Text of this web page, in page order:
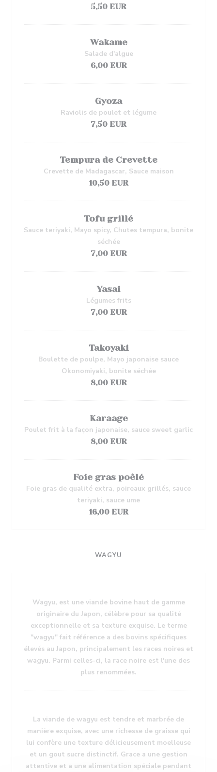
5,50 EUR
Wakame
Salade d'algue
6,00 EUR
Gyoza
Raviolis de poulet et légume
7,50 EUR
Tempura de Crevette
Crevette de Madagascar, Sauce maison
10,50 EUR
Tofu grillé
Sauce teriyaki, Mayo spicy, Chutes tempura, bonite
séchée
7,00 EUR
Yasai
Légumes frits
7,00 EUR
Takoyaki
Boulette de poulpe, Mayo japonaise sauce
Okonomiyaki, bonite séchée
8,00 EUR
Karaage
Poulet frit à la façon japonaise, sauce sweet garlic
8,00 EUR
Foie gras poêlé
Foie gras de qualité extra, poireaux grillés, sauce
teriyaki, sauce ume
16,00 EUR
WAGYU
Wagyu, est une viande bovine haut de gamme
originaire du Japon, célèbre pour sa qualité
exceptionnelle et sa texture exquise. Le terme
"wagyu" fait référence a des bovins spécifiques
élevés au Japon, principalement les races noires et
wagyu. Parmi celles-ci, la race noire est l'une des
plus renommées.
La viande de wagyu est tendre et marbrée de
manière exquise, avec une richesse de graisse qui
lui confère une texture délicieusement moelleuse
et un gout sucre distinctif. Grace a une gestion
attentive et a une alimentation spéciale pendant